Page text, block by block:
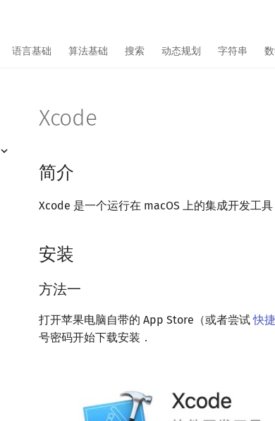
语言基础 算法基础 搜索 动态规划 字符串
Xcode
简介
Xcode 是一个运行在 macOS 上的集成开发工
安装
方法一
打开苹果电脑自带的 App Store（或者尝试快
号密码开始下载安装．